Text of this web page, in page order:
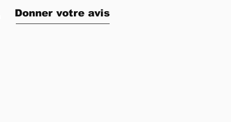
Donner votre avis